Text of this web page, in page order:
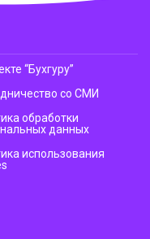
“Бухгуру”
со СМИ
обработки
данных
использования